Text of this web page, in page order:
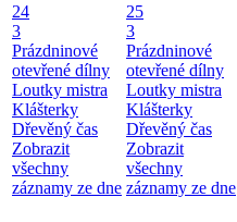
24
3
Prázdninové
otevřené dílny
Loutky mistra
Klášterky
Dřevěný čas
Zobrazit
všechny
záznamy ze dne
25
3
Prázdninové
otevřené dílny
Loutky mistra
Klášterky
Dřevěný čas
Zobrazit
všechny
záznamy ze dne